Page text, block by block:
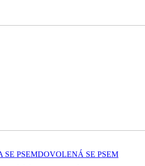
DOVOLENÁ SE PSEM